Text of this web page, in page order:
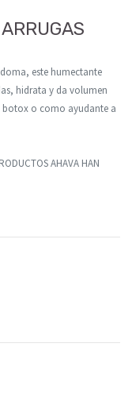
este humectante
hidrata y da volumen
botox o como ayudante a
AHAVA HAN